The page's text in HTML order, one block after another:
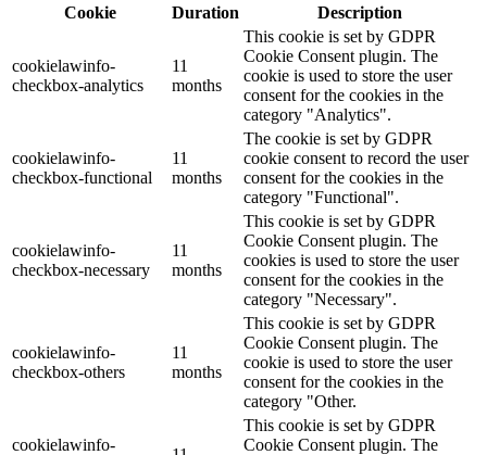
Cookie
Duration Description
cookielawinfo-
checkbox-analytics
11
months
This cookie is set by GDPR
Cookie Consent plugin. The
cookie is used to store the user
consent for the cookies in the
category "Analytics".
cookielawinfo-
checkbox-functional
11
months
The cookie is set by GDPR
cookie consent to record the user
consent for the cookies in the
category "Functional".
cookielawinfo-
checkbox-necessary
11
months
This cookie is set by GDPR
Cookie Consent plugin. The
cookies is used to store the user
consent for the cookies in the
category "Necessary".
cookielawinfo-
checkbox-others
11
months
This cookie is set by GDPR
Cookie Consent plugin. The
cookie is used to store the user
consent for the cookies in the
category "Other.
cookielawinfo-
This cookie is set by GDPR
Cookie Consent plugin. The